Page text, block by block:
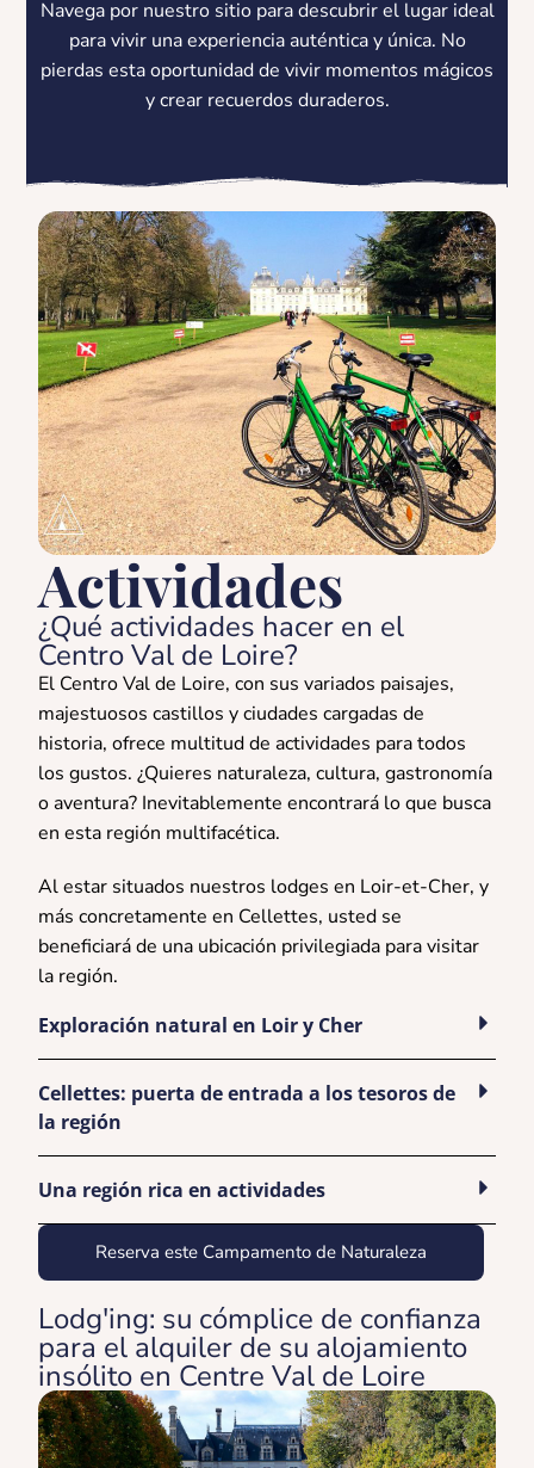
Navega por nuestro sitio para descubrir el lugar ideal
para vivir una experiencia auténtica y única. No
pierdas esta oportunidad de vivir momentos mágicos
y crear recuerdos duraderos.
Actividades
¿Qué actividades hacer en el
Centro Val de Loire?
El Centro Val de Loire, con sus variados paisajes,
majestuosos castillos y ciudades cargadas de
historia, ofrece multitud de actividades para todos
los gustos. ¿Quieres naturaleza, cultura, gastronomía
o aventura? Inevitablemente encontrará lo que busca
en esta región multifacética.
Al estar situados nuestros lodges en Loir-et-Cher, y
más concretamente en Cellettes, usted se
beneficiará de una ubicación privilegiada para visitar
la región.
Exploración natural en Loir y Cher
Cellettes: puerta de entrada a los tesoros de
la región
Una región rica en actividades
Reserva este Campamento de Naturaleza
Lodg'ing: su cómplice de confianza
para el alquiler de su alojamiento
insólito en Centre Val de Loire